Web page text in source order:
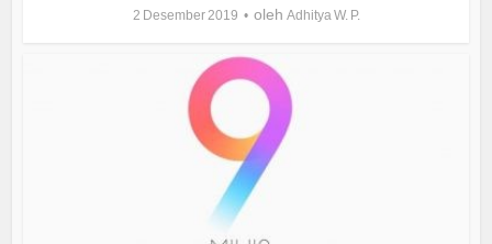
2 Desember 2019 oleh Adhitya W. P.